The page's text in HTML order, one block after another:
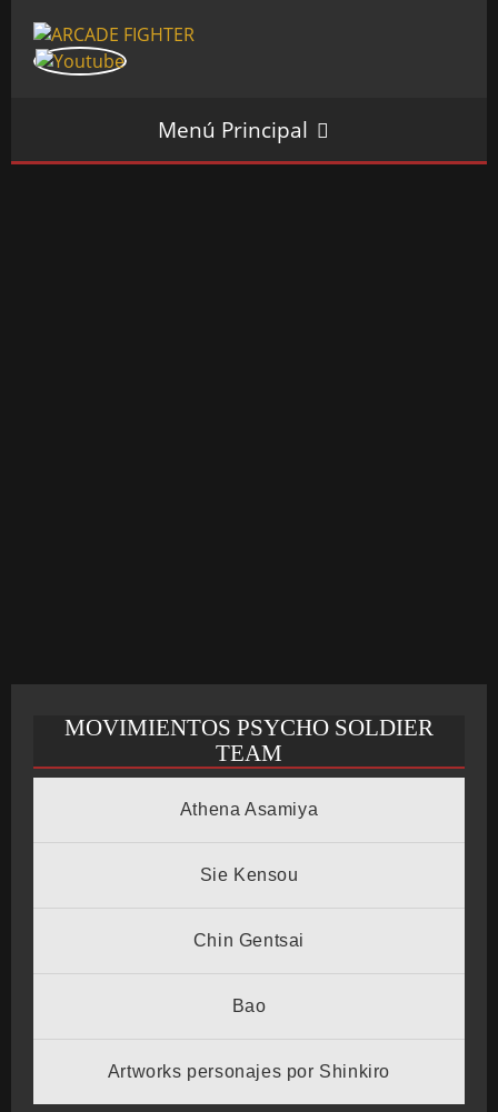
Menú Principal
BONUS STAGE
TIER LIST
BMG-OST
MOVIMIENTOS PSYCHO SOLDIER
TEAM
Athena Asamiya
Sie Kensou
Chin Gentsai
Bao
Artworks personajes por Shinkiro